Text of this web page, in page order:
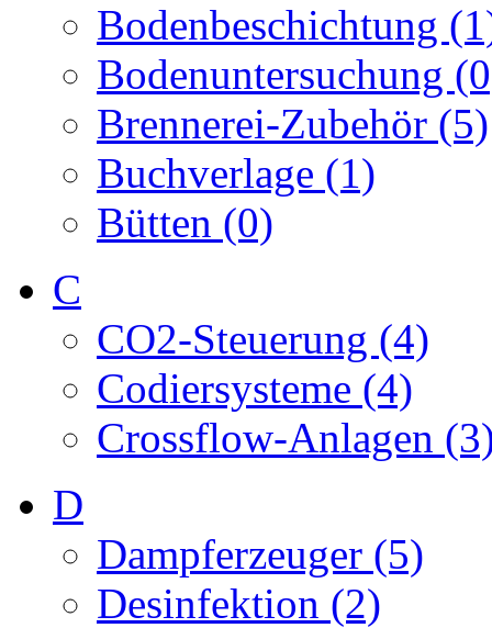
Bodenbeschichtung
Bodenuntersuchung
Brennerei-Zubehör (5)
Buchverlage (1)
Bütten (0)
C
CO2-Steuerung (4)
Codiersysteme (4)
Crossflow-Anlagen
D
Dampferzeuger (5)
Desinfektion (2)